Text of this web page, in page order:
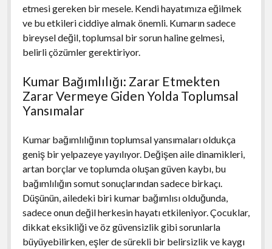
etmesi gereken bir mesele. Kendi hayatımıza eğilmek
ve bu etkileri ciddiye almak önemli. Kumarın sadece
bireysel değil, toplumsal bir sorun haline gelmesi,
belirli çözümler gerektiriyor.
Kumar Bağımlılığı: Zarar Etmekten
Zarar Vermeye Giden Yolda Toplumsal
Yansımalar
Kumar bağımlılığının toplumsal yansımaları oldukça
geniş bir yelpazeye yayılıyor. Değişen aile dinamikleri,
artan borçlar ve toplumda oluşan güven kaybı, bu
bağımlılığın somut sonuçlarından sadece birkaçı.
Düşünün, ailedeki biri kumar bağımlısı olduğunda,
sadece onun değil herkesin hayatı etkileniyor. Çocuklar,
dikkat eksikliği ve öz güvensizlik gibi sorunlarla
büyüyebilirken, eşler de sürekli bir belirsizlik ve kaygı